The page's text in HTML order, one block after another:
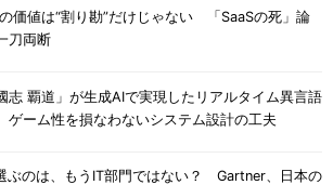
価値は“割り勘”だけじゃない 「SaaSの死」論
刀両断
志 覇道」が生成AIで実現したリアルタイム異言語
ーム性を損なわないシステム設計の工夫
ぶのは、もうIT部門ではない？ Gartner、日本の